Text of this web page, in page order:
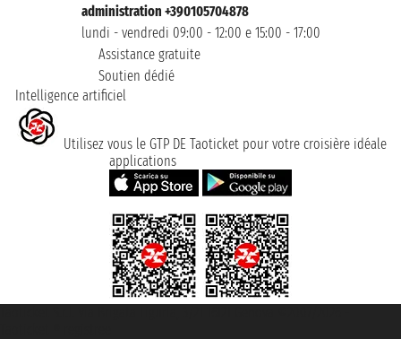
administration +390105704878
lundi - vendredi 09:00 - 12:00 e 15:00 - 17:00
Assistance gratuite
Soutien dédié
Intelligence artificiel
Utilisez vous le GTP DE Taoticket pour votre croisière idéale
applications